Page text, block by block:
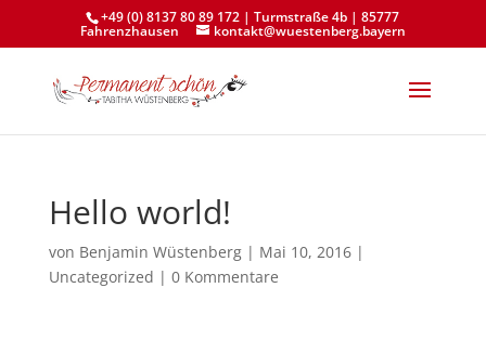
+49 (0) 8137 80 89 172 | Turmstraße 4b | 85777
Fahrenzhausen kontakt@wuestenberg.bayern
Hello world!
von Benjamin Wüstenberg| Mai 10, 2016|
Uncategorized | 0 Kommentare